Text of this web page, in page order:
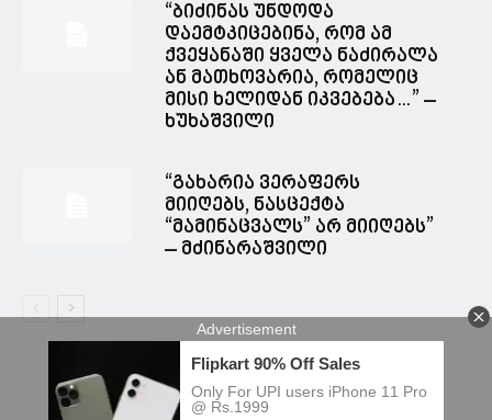
“ბიძინას უნდოდა
დაემტკიცებინა, რომ ამ
ქვეყანაში ყველა ნაძირალა
ან მათხოვარია, რომელიც
მისი ხელიდან იკვებება…” –
ხუხაშვილი
“გახარია ვერაფერს
მიიღებს, ნასცექტა
“მამინაცვალს” არ მიიღებს”
– მძინარაშვილი
© Spacesnews • სფეისნიუსი